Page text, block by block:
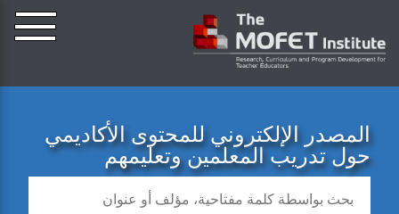
المصدر الإلكتروني للمحتوى الأكاديمي
حول تدريب المعلمين وتعليمهم